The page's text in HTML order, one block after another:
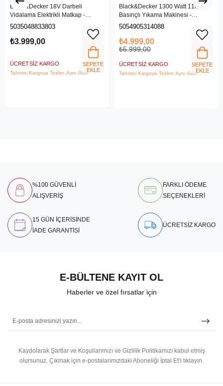
Black&Decker 18V Darbeli
Vidalama Elektrikli Matkap -
BDCHD18SC1K-QW
5035048833803
₺3.999,00
ÜCRETSIZ KARGO
Tahmini Kargoya Teslim: Aynı Gün
SEPETE
EKLE
Black&Decker 1300 Watt 110 Bar
Basınçlı Yıkama Makinesi -
(BEPW1300L-QS)
5054905314088
₺4.999,00
₺5.999,00
ÜCRETSIZ KARGO
Tahmini Kargoya Teslim: Aynı Gün
SEPETE
EKLE
%100 GÜVENLİ
ALIŞVERİŞ
FARKLI ÖDEME
SEÇENEKLERİ
15 GÜN İÇERİSİNDE
İADE GARANTİSİ
ÜCRETSİZ KARGO
E-BÜLTENE KAYIT OL
Haberler ve özel fırsatlar için
Kaydolarak Şartlar ve Koşullarımızı ve Gizlilik Politikamızı kabul etmiş
olursunuz. Çıkmak için e-postalarımızdaki Aboneliği İptal Et’i tıklayın.